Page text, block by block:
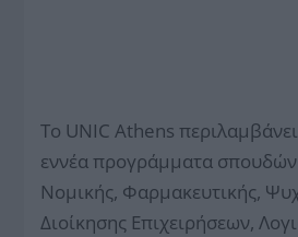
Το UNIC Athens
εννέα προγράμματα σπουδών
Νομικής, Φαρμακευτικής,
Διοίκησης Επιχειρήσεων,